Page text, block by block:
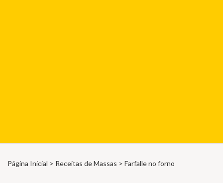
Página Inicial > Receitas de Massas > Farfalle no forno